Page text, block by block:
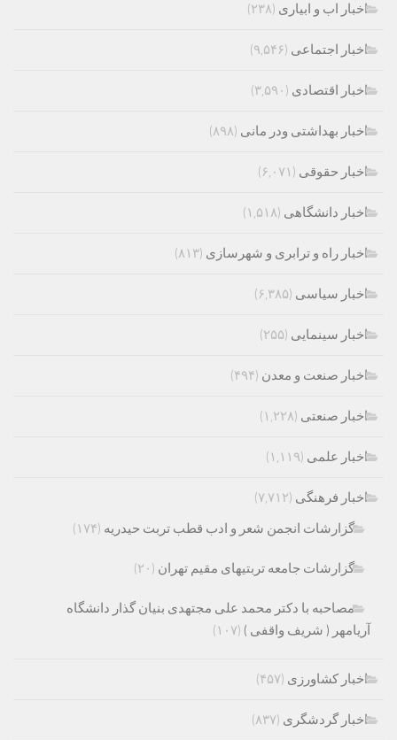
اخبار اب و ابیاری (۲۳۸)
اخبار اجتماعی (۹,۵۴۶)
اخبار اقتصادی (۳,۵۹۰)
اخبار بهداشتی ودر مانی (۸۹۸)
اخبار حقوقی (۶,۰۷۱)
اخبار دانشگاهی (۱,۵۱۸)
اخبار راه و ترابری و شهرسازی (۸۱۳)
اخبار سیاسی (۶,۳۸۵)
اخبار سینمایی (۲۵۵)
اخبار صنعت و معدن (۴۹۴)
اخبار صنعتی (۱,۲۲۸)
اخبار علمی (۱,۱۱۹)
اخبار فرهنگی (۷,۷۱۲)
گزارشات انجمن شعر و ادب قطب تربت حیدریه (۱۷۴)
گزارشات جامعه تربتیهای مقیم تهران (۲۰)
مصاحبه با دکتر محمد علی مجتهدی بنیان گذار دانشگاه
آریامهر ( شریف واقفی ) (۱۰۷)
اخبار کشاورزی (۴۵۷)
اخبار گردشگری (۸۳۷)